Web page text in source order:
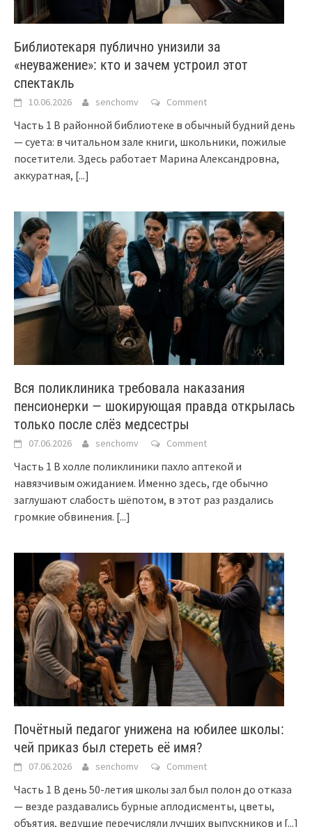
Библиотекаря публично унизили за
«неуважение»: кто и зачем устроил этот
спектакль
10.06.2026 senchomv Comment
Часть 1 В районной библиотеке в обычный будний день
— суета: в читальном зале книги, школьники, пожилые
посетители. Здесь работает Марина Александровна,
аккуратная, [...]
Вся поликлиника требовала наказания
пенсионерки — шокирующая правда открылась
только после слёз медсестры
07.06.2026 senchomv Comment
Часть 1 В холле поликлиники пахло аптекой и
навязчивым ожиданием. Именно здесь, где обычно
заглушают слабость шёпотом, в этот раз раздались
громкие обвинения. [...]
Почётный педагог унижена на юбилее школы:
чей приказ был стереть её имя?
07.06.2026 senchomv Comment
Часть 1 В день 50-летия школы зал был полон до отказа
— везде раздавались бурные аплодисменты, цветы,
объятия, ведущие перечисляли лучших выпускников и [...]